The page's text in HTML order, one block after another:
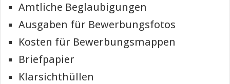
Amtliche Beglaubigungen
Ausgaben für Bewerbungsfotos
Kosten für Bewerbungsmappen
Briefpapier
Klarsichthüllen